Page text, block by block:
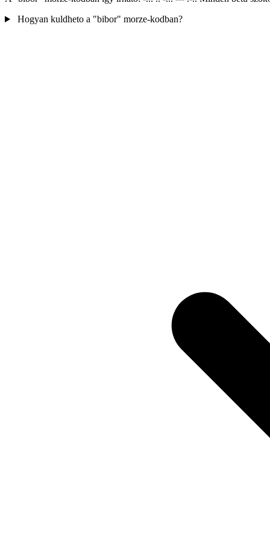
Hogyan kuldheto a "bibor" morze-kodban?